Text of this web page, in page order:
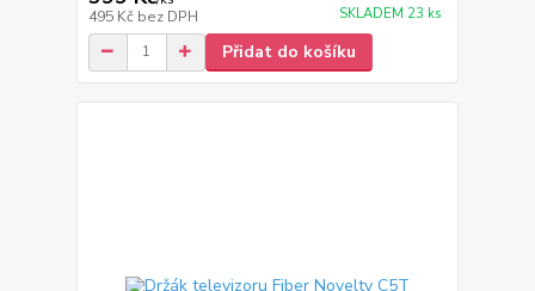
495 Kč bez DPH SKLADEM 23 ks
Přidat do košíku